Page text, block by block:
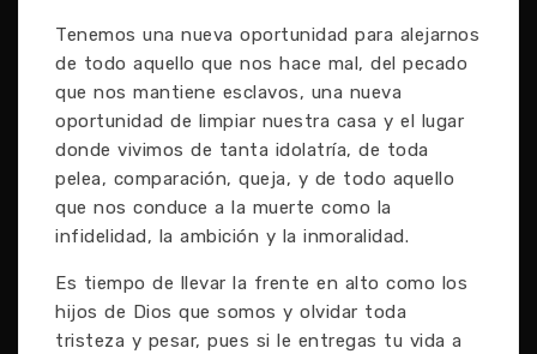
Tenemos una nueva oportunidad para alejarnos
de todo aquello que nos hace mal, del pecado
que nos mantiene esclavos, una nueva
oportunidad de limpiar nuestra casa y el lugar
donde vivimos de tanta idolatría, de toda
pelea, comparación, queja, y de todo aquello
que nos conduce a la muerte como la
infidelidad, la ambición y la inmoralidad.
Es tiempo de llevar la frente en alto como los
hijos de Dios que somos y olvidar toda
tristeza y pesar, pues si le entregas tu vida a